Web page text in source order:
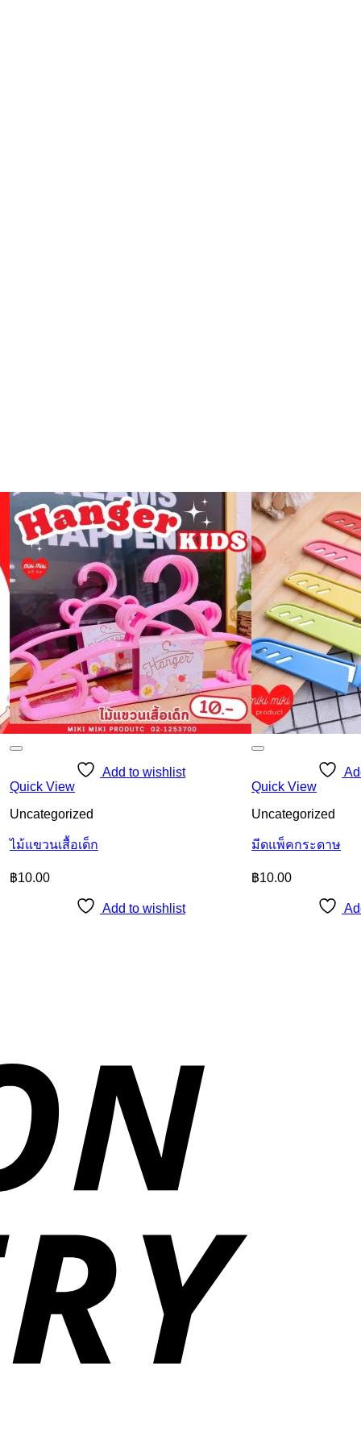
Add to wishlist
Quick View
Uncategorized
ไม้แขวนเสื้อเด็ก
฿10.00
Add to wishlist
Quick View
Uncategorized
มีดแพ็คกระดาษ
฿10.00